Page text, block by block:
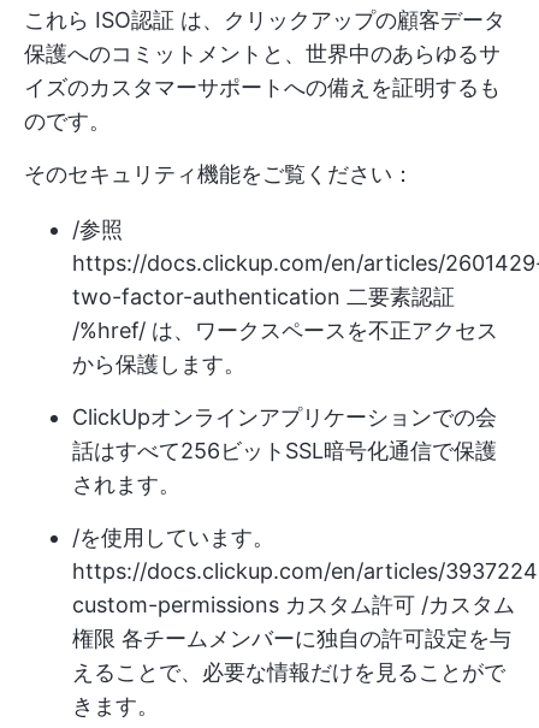
これら ISO認証 は、クリックアップの顧客データ
保護へのコミットメントと、世界中のあらゆるサ
イズのカスタマーサポートへの備えを証明するも
のです。
そのセキュリティ機能をご覧ください：
/参照
https://docs.clickup.com/en/articles/
two-factor-authentication 二要素認証
/%href/ は、ワークスペースを不正アクセス
から保護します。
ClickUpオンラインアプリケーションでの会
話はすべて256ビットSSL暗号化通信で保護
されます。
/を使用しています。
https://docs.clickup.com/en/articles/
custom-permissions カスタム許可 /カスタム
権限 各チームメンバーに独自の許可設定を与
えることで、必要な情報だけを見ることがで
きます。